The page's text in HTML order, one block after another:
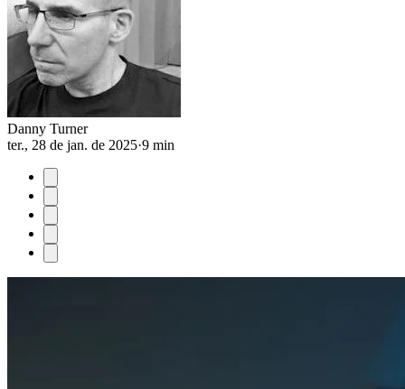
Danny Turner
ter., 28 de jan. de 2025·9 min